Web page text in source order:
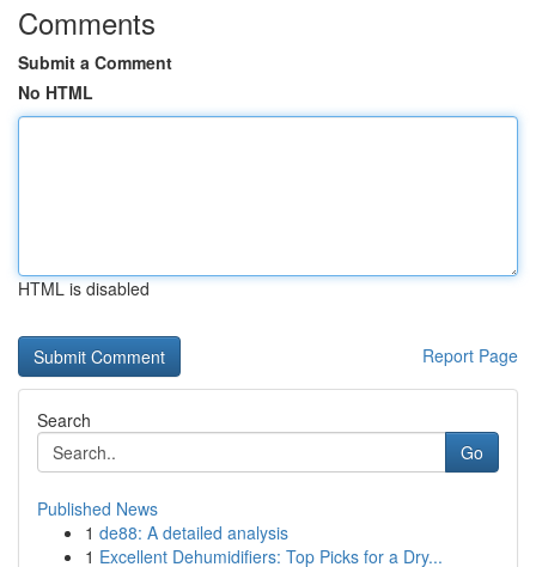
Comments
Submit a Comment
No HTML
HTML is disabled
Report Page
Search
Go
Published News
1 de88: A detailed analysis
1 Excellent Dehumidifiers: Top Picks for a Dry...